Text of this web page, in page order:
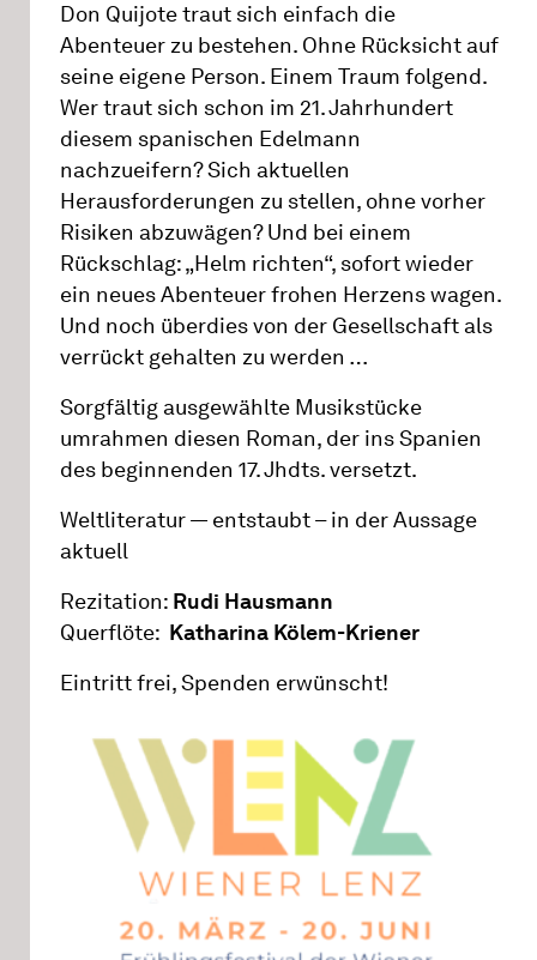
Don Quijote traut sich einfach die
Abenteuer zu bestehen. Ohne Rücksicht auf
seine eigene Person. Einem Traum folgend.
Wer traut sich schon im 21. Jahrhundert
diesem spanischen Edelmann
nachzueifern? Sich aktuellen
Herausforderungen zu stellen, ohne vorher
Risiken abzuwägen? Und bei einem
Rückschlag: „Helm richten“, sofort wieder
ein neues Abenteuer frohen Herzens wagen.
Und noch überdies von der Gesellschaft als
verrückt gehalten zu werden …
Sorgfältig ausgewählte Musikstücke
umrahmen diesen Roman, der ins Spanien
des beginnenden 17. Jhdts. versetzt.
Weltliteratur — entstaubt – in der Aussage
aktuell
Rezitation: Rudi Hausmann
Querflöte: Katharina Kölem-Kriener
Eintritt frei, Spenden erwünscht!